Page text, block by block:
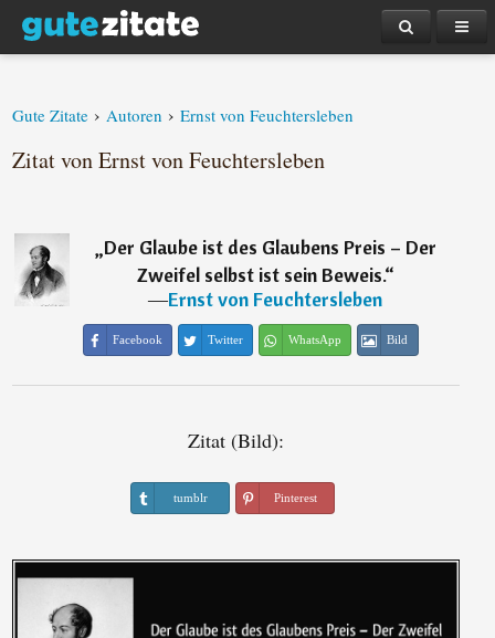
Gute Zitate › Autoren › Ernst von Feuchtersleben
Zitat von Ernst von Feuchtersleben
„Der Glaube ist des Glaubens Preis – Der
Zweifel selbst ist sein Beweis.“
―Ernst von Feuchtersleben
Facebook Twitter WhatsApp Bild
Zitat (Bild):
tumblr Pinterest